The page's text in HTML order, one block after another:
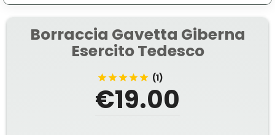
fondo rosso
Borraccia Gavetta Giberna
Esercito Tedesco
(1)
€19.00